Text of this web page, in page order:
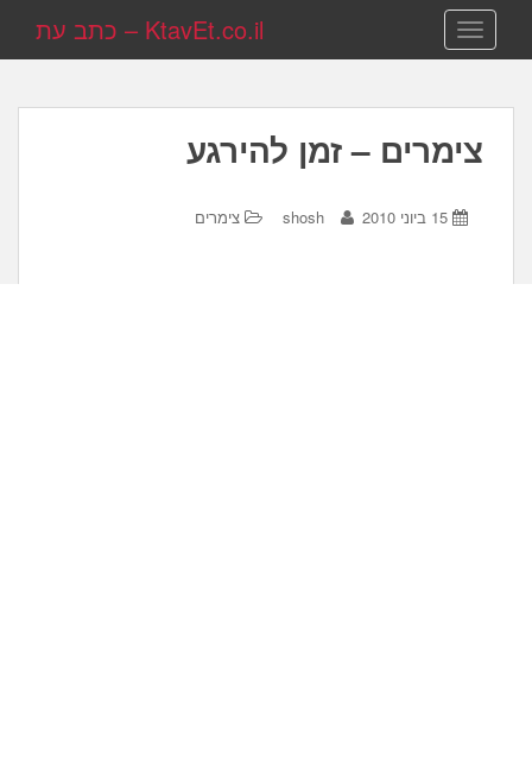
TOGGLE NAVIGATION KtavEt.co.il – כתב עת
צימרים – זמן להירגע
15 ביוני 2010 shosh צימרים